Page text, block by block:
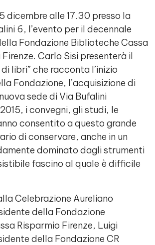
dicembre alle 17.30 presso la
6, l’evento per il decennale
Fondazione Biblioteche Cassa
Carlo Sisi presenterà il
libri” che racconta l’inizio
Fondazione, l’acquisizione di
sede di Via Bufalini
i convegni, gli studi, le
consentito a questo grande
di conservare, anche in un
dominato dagli strumenti
fascino al quale è difficile
Celebrazione Aureliano
della Fondazione
Risparmio Firenze, Luigi
della Fondazione CR